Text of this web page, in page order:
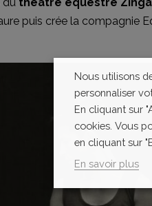
puis crée la compagnie
Nous utilisons
personnaliser
En cliquant sur
cookies. Vous
en cliquant sur
En savoir plus